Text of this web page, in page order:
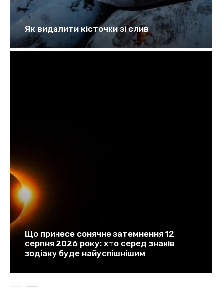
Як видалити кісточки зі слив
Що принесе сонячне затемнення 12
серпня 2026 року: хто серед знаків
зодіаку буде найуспішнішим